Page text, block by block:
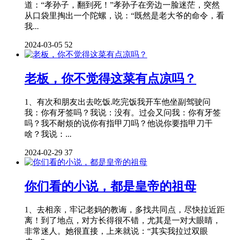
道：“孝孙子，翻到死！”孝孙子在旁边一脸迷茫，突然
从口袋里掏出一个陀螺，说：“既然是老大爷的命令，看
我...
2024-03-05 52
老板，你不觉得这菜有点凉吗？
1、有次和朋友出去吃饭.吃完饭我开车他坐副驾驶问
我：你有牙签吗？我说：没有。过会又问我：你有牙签
吗？我不耐烦的说你有指甲刀吗？他说你要指甲刀干
啥？我说：...
2024-02-29 37
你们看的小说，都是皇帝的祖母
1、去相亲，牢记老妈的教诲，多找共同点，尽快拉近距
离！到了地点，对方长得很不错，尤其是一对大眼睛，
非常迷人。她很直接，上来就说：“其实我拉过双眼